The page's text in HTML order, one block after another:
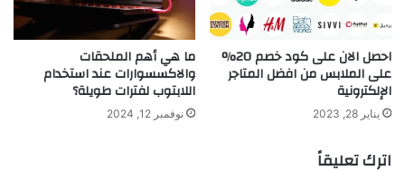
احصل الان على كود خصم 20%
على الملابس من افضل المتاجر
الإلكترونية
يناير 28, 2023
ما هي أهم الملحقات
والاكسسوارات عند استخدام
اللابتوب لفترات طويلة؟
نوفمبر 12, 2024
اترك تعليقاً